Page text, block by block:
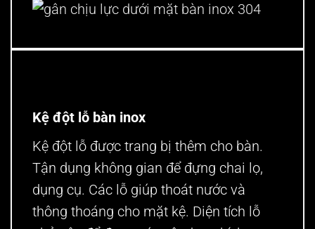
Kệ đột lỗ bàn inox
Kệ đột lỗ được trang bị thêm cho bàn.
Tận dụng không gian để đựng chai lọ,
dụng cụ. Các lỗ giúp thoát nước và
thông thoáng cho mặt kệ. Diện tích lỗ